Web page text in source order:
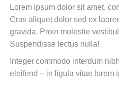
Lorem ipsum dolor sit amet,
Cras aliquet dolor sed ex
gravida. Proin molestie
Suspendisse lectus nulla!
Integer commodo interdum
eleifend – in ligula vitae lorem